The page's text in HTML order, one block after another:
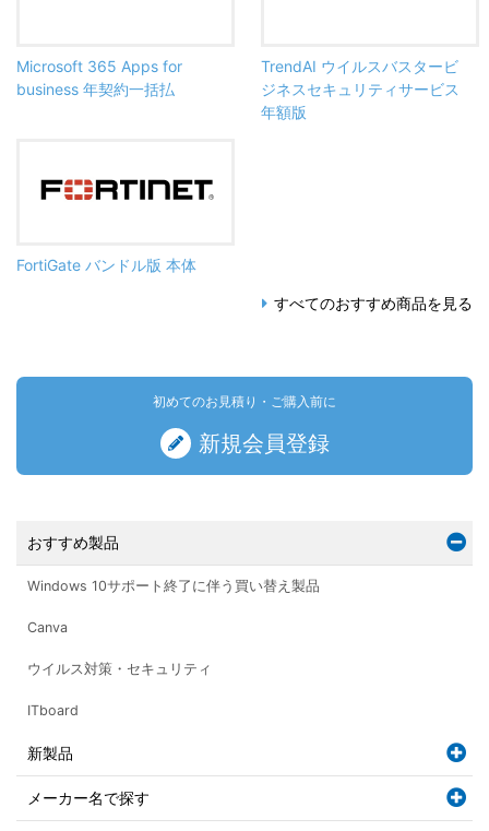
Microsoft 365 Apps for
business 年契約一括払
TrendAI ウイルスバスタービ
ジネスセキュリティサービス
年額版
FortiGate バンドル版 本体
すべてのおすすめ商品を見る
初めてのお見積り・ご購入前に
新規会員登録
おすすめ製品
Windows 10サポート終了に伴う買い替え製品
Canva
ウイルス対策・セキュリティ
ITboard
新製品
メーカー名で探す